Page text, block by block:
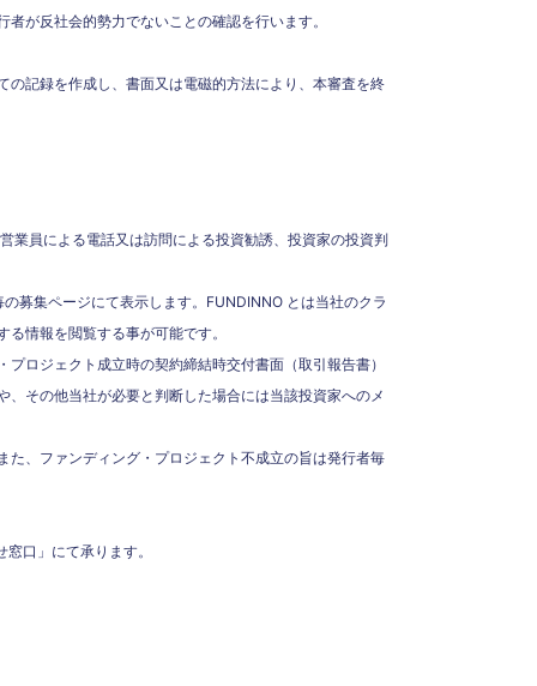
が反社会的勢力でないことの確認を行います。
記録を作成し、書面又は電磁的方法により、本審査を終
業員による電話又は訪問による投資勧誘、投資家の投資判
募集ページにて表示します。FUNDINNO とは当社のクラ
情報を閲覧する事が可能です。
ロジェクト成立時の契約締結時交付書面（取引報告書）
その他当社が必要と判断した場合には当該投資家へのメ
、ファンディング・プロジェクト不成立の旨は発行者毎
口」にて承ります。